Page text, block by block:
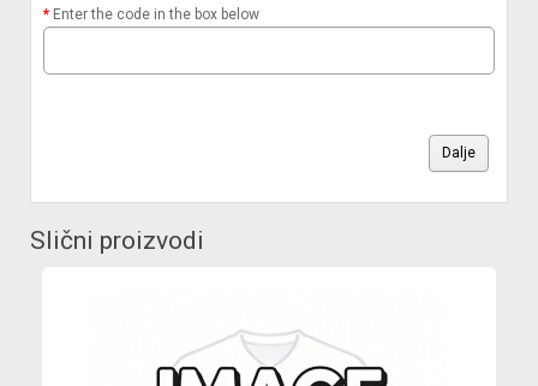
Enter the code in the box below
Dalje
Slični proizvodi